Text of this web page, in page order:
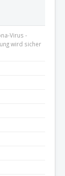
Virus -
wird sicher